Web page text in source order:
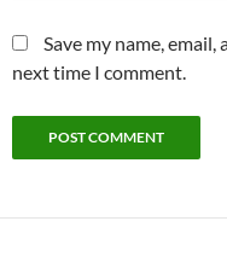
Save my name,
next time I comment.